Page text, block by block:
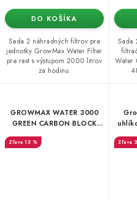
DO KOŠÍKA
Sada 2 náhradných filtrov pre
jednotky GrowMax Water Filter
pre rast s výstupom 2000 litrov
za hodinu.
Sada
Water
GROWMAX WATER 3000
GREEN CARBON BLOCK
13 %